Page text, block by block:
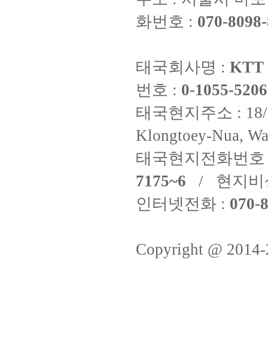
화번호 : 070-
태국회사명 : KTT
번호 : 0-1055-
태국현지주소 :
Klongtoey-Nua,
태국현지전화번
7175~6 / 현지비
인터넷전화 : 070-
Copyright @